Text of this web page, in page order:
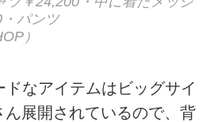
・パンツ
）
ドなアイテムはビッグサイ
ん展開されているので、背